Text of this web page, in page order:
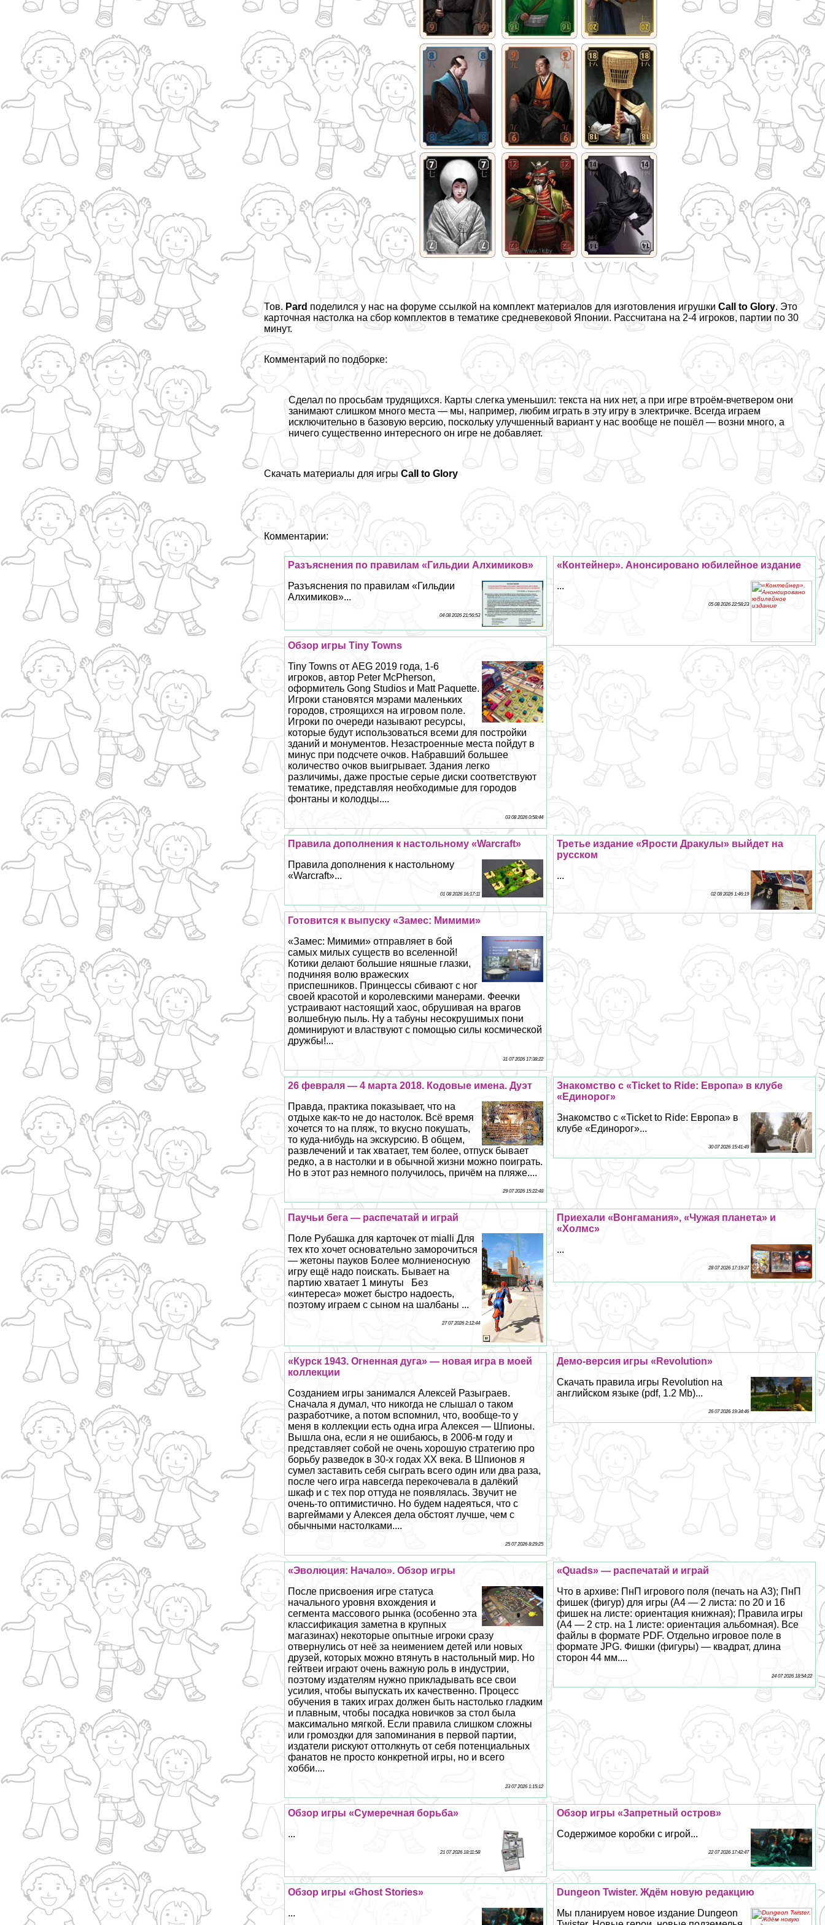
Тов. Pard поделился у нас на форуме ссылкой на комплект материалов для изготовления игрушкиCall to Glory. Это
карточная настолка на сбор комплектов в тематике средневековой Японии. Рассчитана на 2-4 игроков, партии по 30
минут.
Комментарий по подборке:
Сделал по просьбам трудящихся. Карты слегка уменьшил: текста на них нет, а при игре втроём-вчетвером они
занимают слишком много места — мы, например, любим играть в эту игру в электричке. Всегда играем
исключительно в базовую версию, поскольку улучшенный вариант у нас вообще не пошёл — возни много, а
ничего существенно интересного он игре не добавляет.
Скачать материалы для игрыCall to Glory
Комментарии:
«Контейнер». Анонсировано юбилейное издание
...
05 08 2026 22:58:23
Разъяснения по правилам «Гильдии Алхимиков»
Разъяснения по правилам «Гильдии
Алхимиков»...
04 08 2026 21:56:53
Обзор игры Tiny Towns
Tiny Towns от AEG 2019 года, 1-6
игроков, автор Peter McPherson,
оформитель Gong Studios и Matt Paquette.
Игроки становятся мэрами маленьких
городов, строящихся на игровом поле.
Игроки по очереди называют ресурсы,
которые будут использоваться всеми для постройки
зданий и монументов. Незастроенные места пойдут в
минус при подсчете очков. Набравший большее
количество очков выигрывает. Здания легко
различимы, даже простые серые диски соответствуют
тематике, представляя необходимые для городов
фонтаны и колодцы....
03 08 2026 0:58:44
Третье издание «Ярости Дpaкулы» выйдет на
русском
...
02 08 2026 1:46:19
Правила дополнения к настольному «Warcraft»
Правила дополнения к настольному
«Warcraft»...
01 08 2026 16:17:11
Готовится к выпуску «Замес: Мимими»
«Замес: Мимими» отправляет в бой
самых милых существ во вселенной!
Котики делают большие няшные глазки,
подчиняя волю вражеских
приспешников. Принцессы сбивают с ног
своей красотой и королевскими манерами. Феечки
устраивают настоящий хаос, обрушивая на врагов
волшебную пыль. Ну а табуны несокрушимых пони
доминируют и властвуют с помощью силы космической
дружбы!...
31 07 2026 17:38:22
Знакомство с «Ticket to Ride: Европа» в клубе
«Единорог»
Знакомство с «Ticket to Ride: Европа» в
клубе «Единорог»...
30 07 2026 15:41:49
26 февраля — 4 марта 2018. Кодовые имена. Дуэт
Правда, пpaктика показывает, что на
отдыхе как-то не до настолок. Всё время
хочется то на пляж, то вкусно покушать,
то куда-нибудь на экскурсию. В общем,
развлечений и так хватает, тем более, отпуск бывает
редко, а в настолки и в обычной жизни можно поиграть.
Но в этот раз немного получилось, причём на пляже....
29 07 2026 15:22:48
Приехали «Вонгамания», «Чужая планета» и
«Холмс»
...
28 07 2026 17:19:37
Паучьи бега — распечатай и играй
Поле Рубашка для карточек от mialli Для
тех кто хочет основательно заморочиться
— жетоны пауков Более молниеносную
игру ещё надо поискать. Бывает на
партию хватает 1 минуты Без
«интереса» может быстро надоесть,
поэтому играем с сыном на шалбаны ...
27 07 2026 2:12:44
Демо-версия игры «Revolution»
Скачать правила игры Revolution на
английском языке (pdf, 1.2 Mb)...
26 07 2026 19:34:46
«Курск 1943. Огненная дуга» — новая игра в моей
коллекции
Созданием игры занимался Алексей Разыграев.
Сначала я думал, что никогда не слышал о таком
разработчике, а потом вспомнил, что, вообще-то у
меня в коллекции есть одна игра Алексея — Шпионы.
Вышла она, если я не ошибаюсь, в 2006-м году и
представляет собой не очень хорошую стратегию про
борьбу разведок в 30-х годах XX века. В Шпионов я
сумел заставить себя сыграть всего один или два раза,
после чего игра навсегда перекочевала в далёкий
шкаф и с тех пор оттуда не появлялась. Звучит не
очень-то оптимистично. Но будем надеяться, что с
варгeймами у Алексея дела обстоят лучше, чем с
обычными настолками....
25 07 2026 8:29:25
«Quads» — распечатай и играй
Что в архиве: ПнП игрового поля (печать на А3); ПнП
фишек (фигур) для игры (А4 — 2 листа: по 20 и 16
фишек на листе: ориентация книжная); Правила игры
(А4 — 2 стр. на 1 листе: ориентация альбомная). Все
файлы в формате PDF. Отдельно игровое поле в
формате JPG. Фишки (фигуры) — квадрат, длина
сторон 44 мм....
24 07 2026 18:54:22
«Эволюция: Начало». Обзор игры
После присвоения игре статуса
начального уровня вхождения и
сегмента массового рынка (особенно эта
классификация заметна в крупных
магазинах) некоторые опытные игроки сразу
отвернулись от неё за неимением детей или новых
друзей, которых можно втянуть в настольный мир. Но
гeйтвеи играют очень важную роль в индустрии,
поэтому издателям нужно прикладывать все свои
усилия, чтобы выпускать их качественно. Процесс
обучения в таких играх должен быть настолько гладким
и плавным, чтобы посадка новичков за стол была
максимально мягкой. Если правила слишком сложны
или громоздки для запоминания в первой партии,
издатели рискуют оттолкнуть от себя потенциальных
фанатов не просто конкретной игры, но и всего
хобби....
23 07 2026 1:15:12
Обзор игры «Запретный остров»
Содержимое коробки с игрой...
22 07 2026 17:42:47
Обзор игры «Сумеречная борьба»
...
21 07 2026 18:11:58
Dungeon Twister. Ждём новую редакцию
Мы планируем новое издание Dungeon
Обзор игры «Ghost Stories»
...